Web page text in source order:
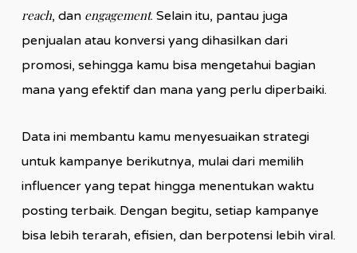
reach, dan engagement. Selain itu, pantau juga
penjualan atau konversi yang dihasilkan dari
promosi, sehingga kamu bisa mengetahui bagian
mana yang efektif dan mana yang perlu diperbaiki.
Data ini membantu kamu menyesuaikan strategi
untuk kampanye berikutnya, mulai dari memilih
influencer yang tepat hingga menentukan waktu
posting terbaik. Dengan begitu, setiap kampanye
bisa lebih terarah, efisien, dan berpotensi lebih viral.